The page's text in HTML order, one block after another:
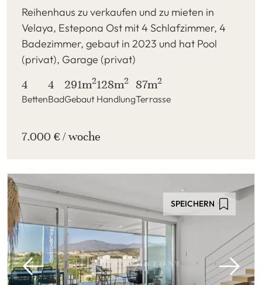
Reihenhaus zu verkaufen und zu mieten in
Velaya, Estepona Ost mit 4 Schlafzimmer, 4
Badezimmer, gebaut in 2023 und hat Pool
(privat), Garage (privat)
4
Betten
4
Bad
291m2
Gebaut
128m2
Handlung
87m2
Terrasse
7.000 € / woche
SPEICHERN